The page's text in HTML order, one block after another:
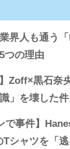
界人も通う「
つの理由
Zoff×黒石奈
」を壊した件
で事件】
シャツを「